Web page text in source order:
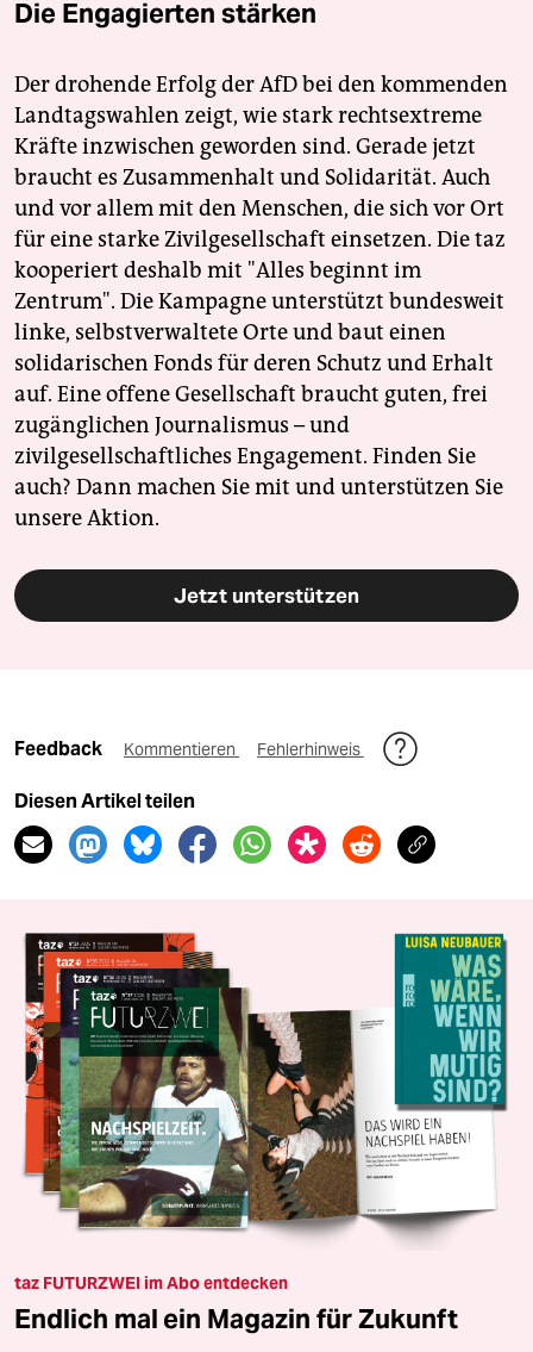
Die Engagierten stärken
Der drohende Erfolg der AfD bei den kommenden
Landtagswahlen zeigt, wie stark rechtsextreme
Kräfte inzwischen geworden sind. Gerade jetzt
braucht es Zusammenhalt und Solidarität. Auch
und vor allem mit den Menschen, die sich vor Ort
für eine starke Zivilgesellschaft einsetzen. Die taz
kooperiert deshalb mit "Alles beginnt im
Zentrum". Die Kampagne unterstützt bundesweit
linke, selbstverwaltete Orte und baut einen
solidarischen Fonds für deren Schutz und Erhalt
auf. Eine offene Gesellschaft braucht guten, frei
zugänglichen Journalismus – und
zivilgesellschaftliches Engagement. Finden Sie
auch? Dann machen Sie mit und unterstützen Sie
unsere Aktion.
Jetzt unterstützen
Feedback Kommentieren Fehlerhinweis
Diesen Artikel teilen
taz FUTURZWEI im Abo entdecken
Endlich mal ein Magazin für Zukunft